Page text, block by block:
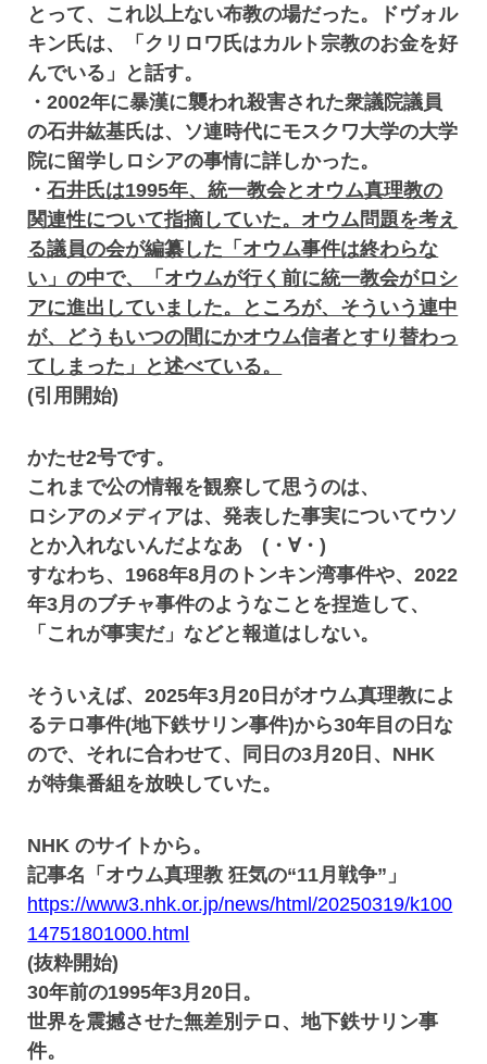
とって、これ以上ない布教の場だった。ドヴォル
キン氏は、「クリロワ氏はカルト宗教のお金を好
んでいる」と話す。
・2002年に暴漢に襲われ殺害された衆議院議員
の石井紘基氏は、ソ連時代にモスクワ大学の大学
院に留学しロシアの事情に詳しかった。
・石井氏は1995年、統一教会とオウム真理教の
関連性について指摘していた。オウム問題を考え
る議員の会が編纂した「オウム事件は終わらな
い」の中で、「オウムが行く前に統一教会がロシ
アに進出していました。ところが、そういう連中
が、どうもいつの間にかオウム信者とすり替わっ
てしまった」と述べている。
(引用開始)
かたせ2号です。
これまで公の情報を観察して思うのは、
ロシアのメディアは、発表した事実についてウソ
とか入れないんだよなあ (・∀・)
すなわち、1968年8月のトンキン湾事件や、2022
年3月のブチャ事件のようなことを捏造して、
「これが事実だ」などと報道はしない。
そういえば、2025年3月20日がオウム真理教によ
るテロ事件(地下鉄サリン事件)から30年目の日な
ので、それに合わせて、同日の3月20日、NHK
が特集番組を放映していた。
NHK のサイトから。
記事名「オウム真理教 狂気の“11月戦争”」
https://www3.nhk.or.jp/news/html/20250319/k100
14751801000.html
(抜粋開始)
30年前の1995年3月20日。
世界を震撼させた無差別テロ、地下鉄サリン事
件。